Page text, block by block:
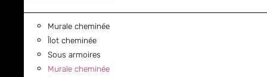
Murale cheminée
Îlot cheminée
Sous armoires
Murale cheminée